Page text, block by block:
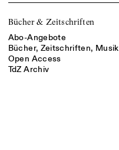
Bücher & Zeitschriften
Abo-Angebote
Bücher, Zeitschriften, Musik
Open Access
TdZ Archiv